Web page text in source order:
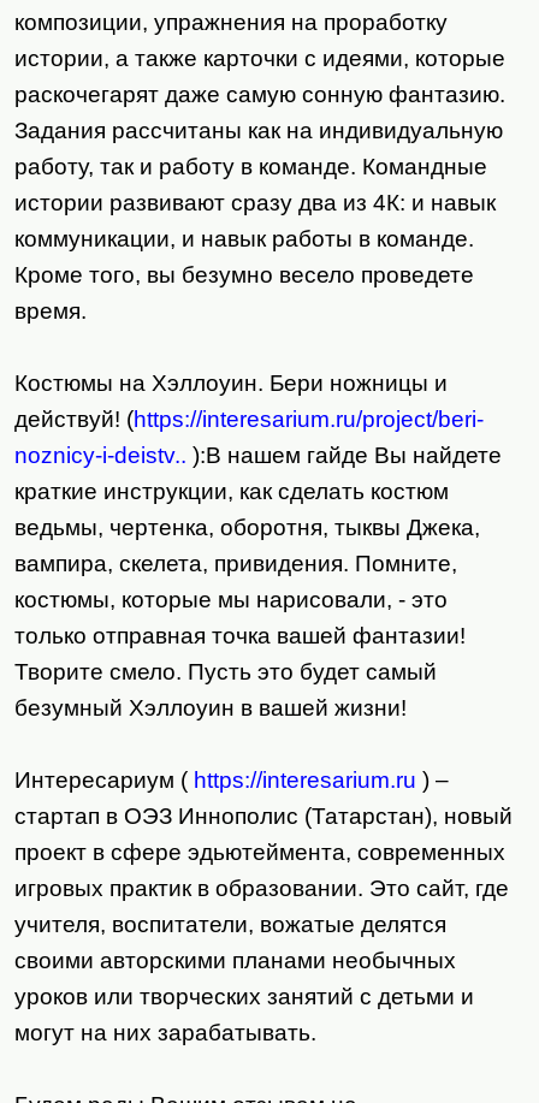
композиции, упражнения на проработку
истории, а также карточки с идеями, которые
раскочегарят даже самую сонную фантазию.
Задания рассчитаны как на индивидуальную
работу, так и работу в команде. Командные
истории развивают сразу два из 4К: и навык
коммуникации, и навык работы в команде.
Кроме того, вы безумно весело проведете
время.
Костюмы на Хэллоуин. Бери ножницы и
действуй! (https://interesarium.ru/project/beri-
noznicy-i-deistv.. ):В нашем гайде Вы найдете
краткие инструкции, как сделать костюм
ведьмы, чертенка, оборотня, тыквы Джека,
вампира, скелета, привидения. Помните,
костюмы, которые мы нарисовали, - это
только отправная точка вашей фантазии!
Творите смело. Пусть это будет самый
безумный Хэллоуин в вашей жизни!
Интересариум ( https://interesarium.ru ) –
стартап в ОЭЗ Иннополис (Татарстан), новый
проект в сфере эдьютеймента, современных
игровых практик в образовании. Это сайт, где
учителя, воспитатели, вожатые делятся
своими авторскими планами необычных
уроков или творческих занятий с детьми и
могут на них зарабатывать.